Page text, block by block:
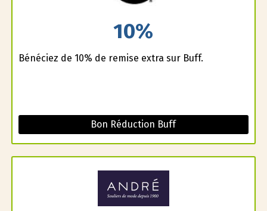
10%
Bénéficiez de 10% de remise extra sur Buff.
Bon Réduction Buff